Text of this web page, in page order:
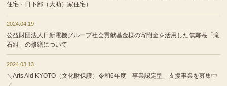
住宅・日下部（大助）家住宅）
2024.04.19
公益財団法人日新電機グループ社会貢献基金様の寄附金を活用した無鄰菴「滝
石組」の修繕について
2024.03.13
＼Arts Aid KYOTO（文化財保護）令和6年度「事業認定型」支援事業を募集中